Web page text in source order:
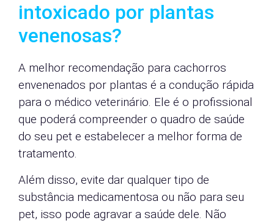
intoxicado por plantas
venenosas?
A melhor recomendação para cachorros
envenenados por plantas é a condução rápida
para o médico veterinário. Ele é o profissional
que poderá compreender o quadro de saúde
do seu pet e estabelecer a melhor forma de
tratamento.
Além disso, evite dar qualquer tipo de
substância medicamentosa ou não para seu
pet, isso pode agravar a saúde dele. Não